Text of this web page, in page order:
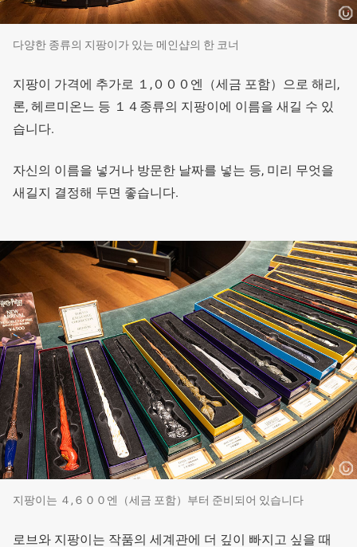
다양한 종류의 지팡이가 있는 메인샵의 한 코너
지팡이 가격에 추가로 １,０００엔（세금 포함）으로 해리,
론, 헤르미온느 등 １４종류의 지팡이에 이름을 새길 수 있
습니다.
자신의 이름을 넣거나 방문한 날짜를 넣는 등, 미리 무엇을
새길지 결정해 두면 좋습니다.
지팡이는 ４,６００엔（세금 포함）부터 준비되어 있습니다
로브와 지팡이는 작품의 세계관에 더 깊이 빠지고 싶을 때